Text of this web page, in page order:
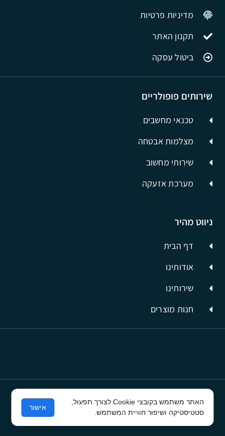
ניווט מהיר
דף הבית
אודותינו
שירותינו
חנות מוצרים
שירותים פופולריים
טכנאי מחשבים
מצלמות אבטחה
שירותי מחשוב
מערכת אזעקה
מדיניות פרטיות
תקנון האתר
ביטול עסקה
© כל הזכויות שמורות לסיבים תשתיות תקשורת
האתר משתמש בקובצי Cookie לצורך תפעול,
סטטיסטיקה ושיפור חוויית המשתמש.
אישור